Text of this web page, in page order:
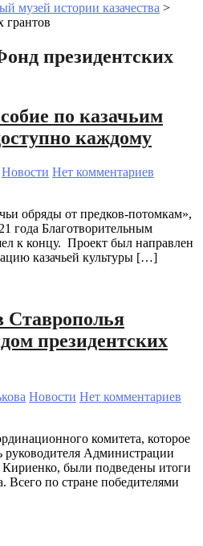
музей истории казачества >
грантов
президентских
по казачьим
каждому
Новости Нет комментариев
обряды от предков-потомкам»,
года Благотворительным
к концу. Проект был направлен
казачьей культуры […]
Ставрополья
президентских
Новости Нет комментариев
комитета, которое
руководителя Администрации
были подведены итоги
Всего по стране победителями